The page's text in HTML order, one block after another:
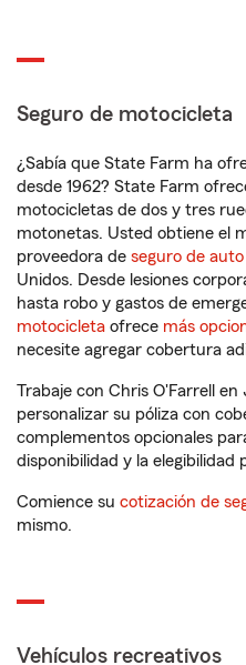
Seguro de motocicleta
¿Sabía que State Farm ha
desde 1962? State Farm
motocicletas de dos y tres
motonetas. Usted obtiene el
proveedora de seguro de auto
Unidos. Desde lesiones
hasta robo y gastos de
motocicleta ofrece más
necesite agregar cobertura
Trabaje con Chris O'Farrell en
personalizar su póliza con
complementos opcionales
disponibilidad y la elegibilidad
Comience su cotización de
mismo.
Vehículos recreativos